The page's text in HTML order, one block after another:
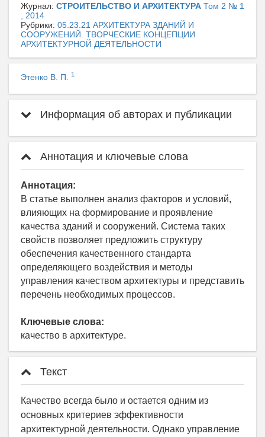
Журнал: СТРОИТЕЛЬСТВО И АРХИТЕКТУРА Том 2 № 1
, 2014
Рубрики: 05.23.21 АРХИТЕКТУРА ЗДАНИЙ И
СООРУЖЕНИЙ. ТВОРЧЕСКИЕ КОНЦЕПЦИИ
АРХИТЕКТУРНОЙ ДЕЯТЕЛЬНОСТИ
Этенко В. П. 1
Информация об авторах и публикации
Аннотация и ключевые слова
Аннотация:
В статье выполнен анализ факторов и условий,
влияющих на формирование и проявление
качества зданий и сооружений. Система таких
свойств позволяет предложить структуру
обеспечения качественного стандарта
определяющего воздействия и методы
управления качеством архитектуры и представить
перечень необходимых процессов.
Ключевые слова:
качество в архитектуре.
Текст
Качество всегда было и остается одним из
основных критериев эффективности
архитектурной деятельности. Однако управление